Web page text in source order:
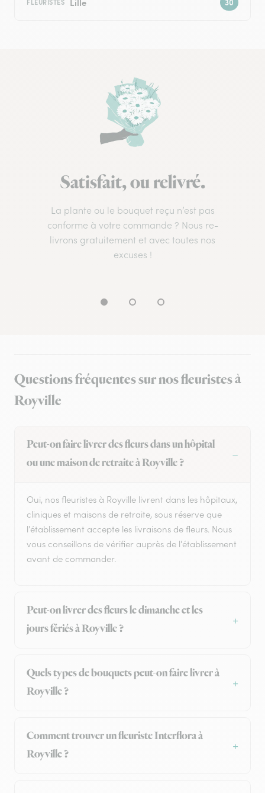
FLEURISTES
Satisfait, ou relivré.
La plante ou le bouquet reçu n’est pas
conforme à votre commande ? Nous re-
livrons gratuitement et avec toutes nos
excuses !
Questions fréquentes sur nos fleuristes à
Royville
Peut-on faire livrer des fleurs dans un hôpital
ou une maison de retraite à Royville ?
Oui, nos fleuristes à Royville livrent dans les hôpitaux,
cliniques et maisons de retraite, sous réserve que
l'établissement accepte les livraisons de fleurs. Nous
vous conseillons de vérifier auprès de l'établissement
avant de commander.
Peut-on livrer des fleurs le dimanche et les
jours fériés à Royville ?
Quels types de bouquets peut-on faire livrer à
Royville ?
Comment trouver un fleuriste Interflora à
Royville ?